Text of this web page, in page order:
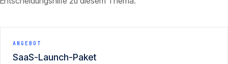
ANGEBOT
SaaS-Launch-Paket